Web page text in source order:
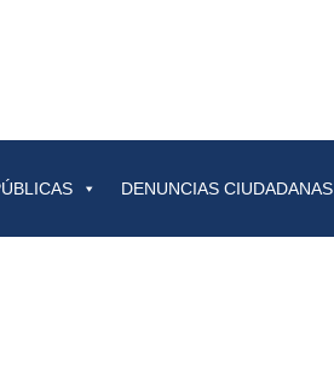
DENUNCIAS CIUDADANAS